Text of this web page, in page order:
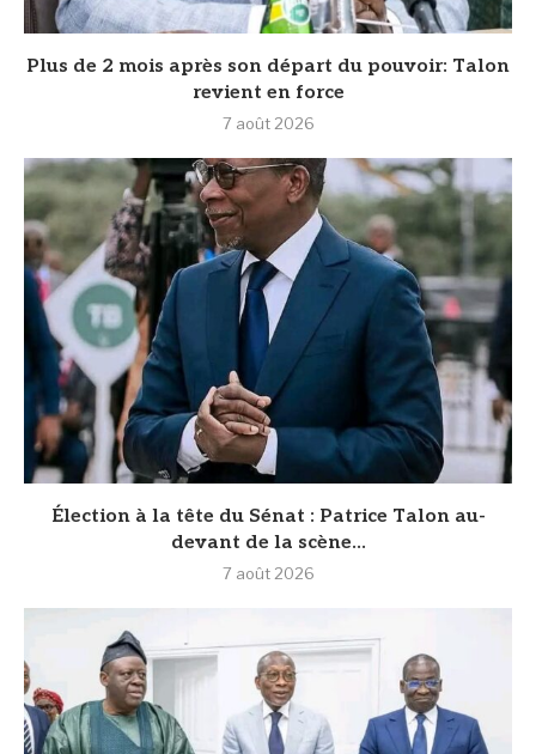
Plus de 2 mois après son départ du pouvoir: Talon
revient en force
7 août 2026
Élection à la tête du Sénat : Patrice Talon au-
devant de la scène...
7 août 2026